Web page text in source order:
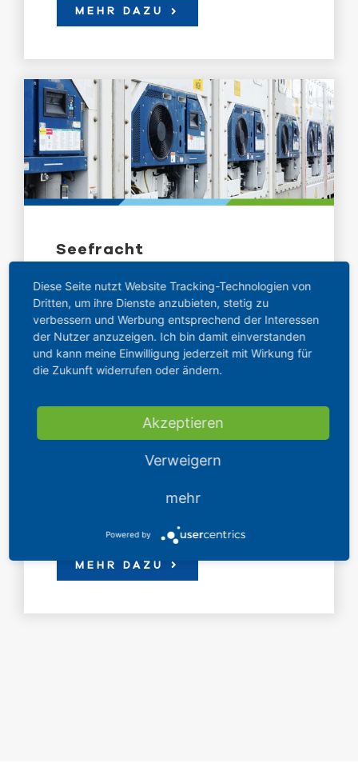
MEHR DAZU
Seefracht
MEHR DAZU
OBC – On Board Courier
MEHR DAZU
Diese Seite nutzt Website Tracking-Technologien von
Dritten, um ihre Dienste anzubieten, stetig zu
verbessern und Werbung entsprechend der Interessen
der Nutzer anzuzeigen. Ich bin damit einverstanden
und kann meine Einwilligung jederzeit mit Wirkung für
die Zukunft widerrufen oder ändern.
Akzeptieren
Verweigern
mehr
Powered by